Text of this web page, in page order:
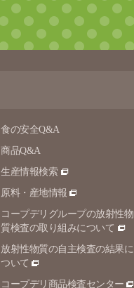
食の安全Q&A
商品Q&A
生産情報検索
原料・産地情報
コープデリグループの放射性物
質検査の取り組みについて
放射性物質の自主検査の結果に
ついて
コープデリ商品検査センター